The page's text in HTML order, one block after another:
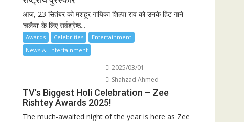
आज, 23 सितंबर को मशहूर गायिका शिल्पा राव को उनके हिट गाने
‘चलैया’ के लिए सर्वश्रेष्ठ...
Awards Celebrities
Entertainment
News & Entertainment
2025/03/01
Shahzad Ahmed
TV’s Biggest Holi Celebration – Zee
Rishtey Awards 2025!
The much-awaited night of the year is here as Zee